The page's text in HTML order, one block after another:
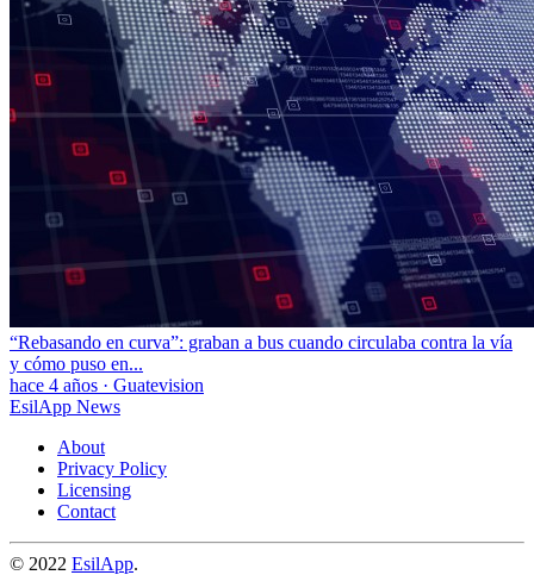
“Rebasando en curva”: graban a bus cuando circulaba contra la vía
y cómo puso en...
hace 4 años · Guatevision
EsilApp News
About
Privacy Policy
Licensing
Contact
© 2022 EsilApp.